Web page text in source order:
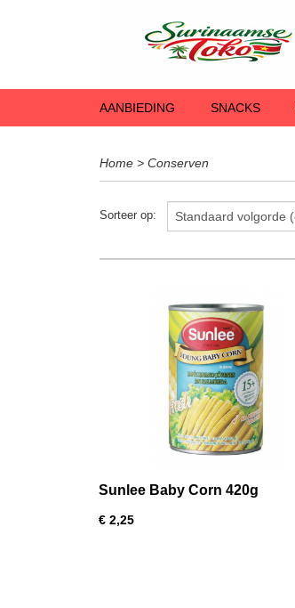
AANBIEDING SNACKS
Home > Conserven
Sorteer op:
Sunlee Baby Corn 420g
€ 2,25